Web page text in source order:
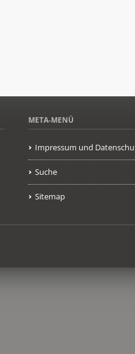
META-MENÜ
Impressum und
Suche
Sitemap